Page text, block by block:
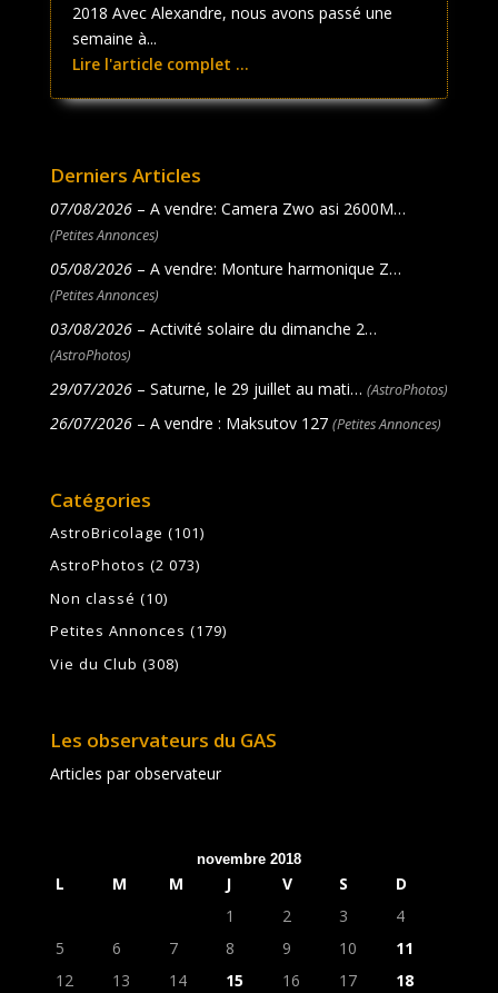
2018 Avec Alexandre, nous avons passé une
semaine à...
Lire l'article complet ...
Derniers Articles
07/08/2026– A vendre: Camera Zwo asi 2600M…
(Petites Annonces)
05/08/2026– A vendre: Monture harmonique Z…
(Petites Annonces)
03/08/2026– Activité solaire du dimanche 2…
(AstroPhotos)
29/07/2026– Saturne, le 29 juillet au mati… (AstroPhotos)
26/07/2026– A vendre : Maksutov 127 (Petites Annonces)
Catégories
AstroBricolage (101)
AstroPhotos (2 073)
Non classé (10)
Petites Annonces (179)
Vie du Club (308)
Les observateurs du GAS
Articles par observateur
novembre 2018
L M M J V S
D
1
2 3
4
5
6 7 8 9 10
11
12
13 14 15 16 17
18